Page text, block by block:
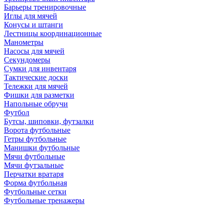
Барьеры тренировочные
Иглы для мячей
Конусы и штанги
Лестницы координационные
Манометры
Насосы для мячей
Секундомеры
Сумки для инвентаря
Тактические доски
Тележки для мячей
Фишки для разметки
Напольные обручи
Футбол
Бутсы, шиповки, футзалки
Ворота футбольные
Гетры футбольные
Манишки футбольные
Мячи футбольные
Мячи футзальные
Перчатки вратаря
Форма футбольная
Футбольные сетки
Футбольные тренажеры